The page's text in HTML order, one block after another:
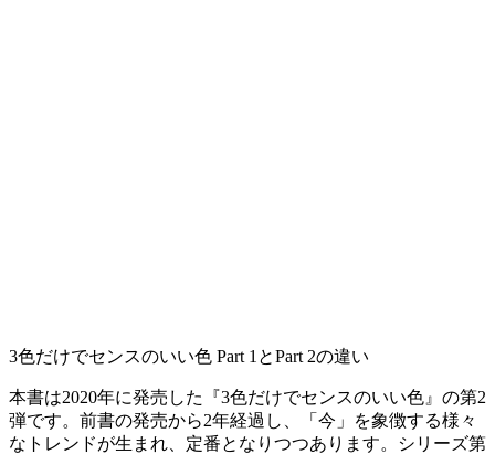
3色だけでセンスのいい色 Part 1とPart 2の違い
本書は2020年に発売した『3色だけでセンスのいい色』の第2
弾です。前書の発売から2年経過し、「今」を象徴する様々
なトレンドが生まれ、定番となりつつあります。シリーズ第